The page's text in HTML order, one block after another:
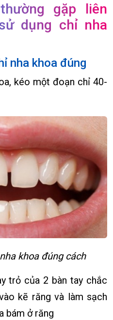
gặp liên
dụng chỉ nha
nha khoa đúng
kéo một đoạn chỉ 40-
khoa đúng cách
trỏ của 2 bàn tay chắc
kẽ răng và làm sạch
bám ở răng